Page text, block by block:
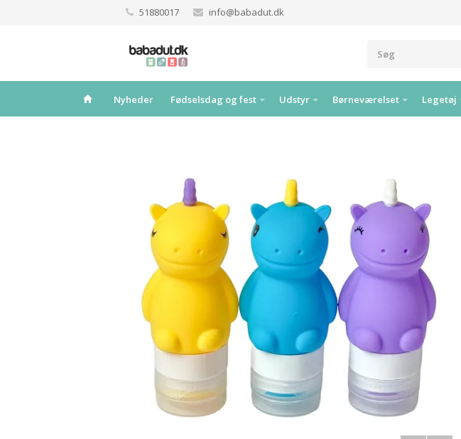
51880017 info@babadut.dk
Nyheder Fødselsdag og fest Udstyr Børneværelset Legetøj